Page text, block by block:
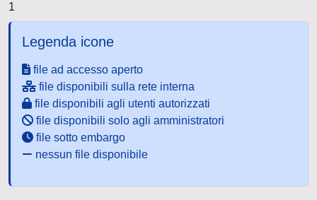
1
Legenda icone
file ad accesso aperto
file disponibili sulla rete interna
file disponibili agli utenti autorizzati
file disponibili solo agli amministratori
file sotto embargo
nessun file disponibile